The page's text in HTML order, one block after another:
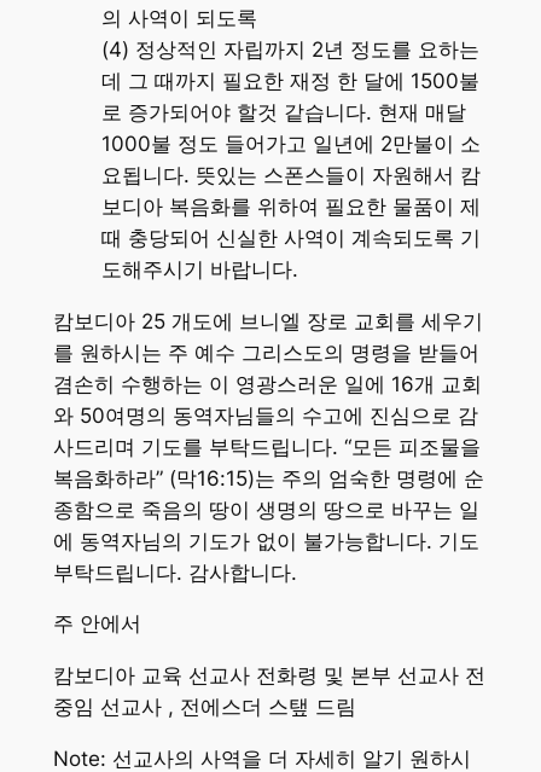
의 사역이 되도록
(4) 정상적인 자립까지 2년 정도를 요하는
데 그 때까지 필요한 재정 한 달에 1500불
로 증가되어야 할것 같습니다. 현재 매달
1000불 정도 들어가고 일년에 2만불이 소
요됩니다. 뜻있는 스폰스들이 자원해서 캄
보디아 복음화를 위하여 필요한 물품이 제
때 충당되어 신실한 사역이 계속되도록 기
도해주시기 바랍니다.
캄보디아 25 개도에 브니엘 장로 교회를 세우기
를 원하시는 주 예수 그리스도의 명령을 받들어
겸손히 수행하는 이 영광스러운 일에 16개 교회
와 50여명의 동역자님들의 수고에 진심으로 감
사드리며 기도를 부탁드립니다. “모든 피조물을
복음화하라” (막16:15)는 주의 엄숙한 명령에 순
종함으로 죽음의 땅이 생명의 땅으로 바꾸는 일
에 동역자님의 기도가 없이 불가능합니다. 기도
부탁드립니다. 감사합니다.
주 안에서
캄보디아 교육 선교사 전화령 및 본부 선교사 전
중임 선교사 , 전에스더 스탶 드림
Note: 선교사의 사역을 더 자세히 알기 원하시